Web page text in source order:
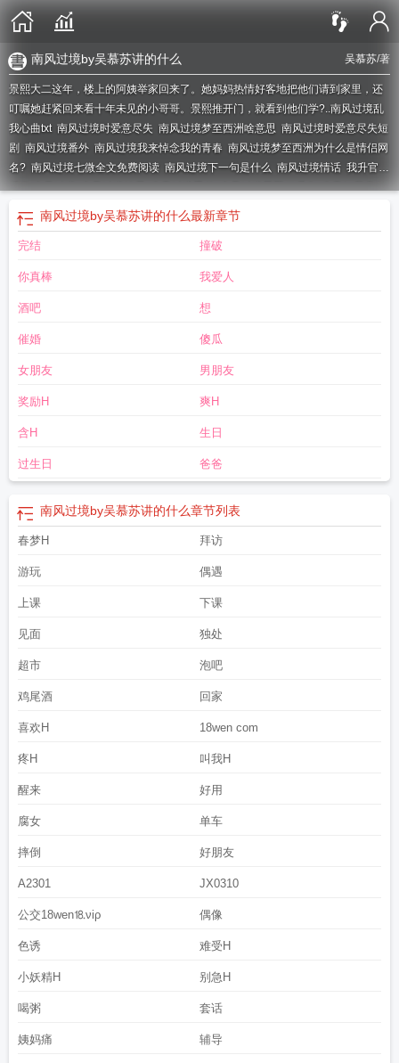
吴慕苏/著
南风过境by吴慕苏讲的什么
景熙大二这年，楼上的阿姨举家回来了。她妈妈热情好客地把他们请到家里，还
叮嘱她赶紧回来看十年未见的小哥哥。景熙推开门，就看到他们学?..南风过境乱
我心曲txt 南风过境时爱意尽失 南风过境梦至西洲啥意思 南风过境时爱意尽失短
剧 南风过境番外 南风过境我来悼念我的青春 南风过境梦至西洲为什么是情侣网
名? 南风过境七微全文免费阅读 南风过境下一句是什么 南风过境情话 我升官又
后悔 南风过境南风过境结局南风过境季慈南风过境景熙程砚南南风知我意2
南风过境by吴慕苏讲的什么最新章节
完结 撞破
你真棒 我爱人
酒吧 想
催婚 傻瓜
女朋友 男朋友
奖励H 爽H
含H 生日
过生日 爸爸
南风过境by吴慕苏讲的什么章节列表
春梦H 拜访
游玩 偶遇
上课 下课
见面 独处
超市 泡吧
鸡尾酒 回家
喜欢H 18wen com
疼H 叫我H
醒来 好用
腐女 单车
摔倒 好朋友
A2301 JX0310
公交18wen⒙νiρ 偶像
色诱 难受H
小妖精H 别急H
喝粥 套话
姨妈痛 辅导